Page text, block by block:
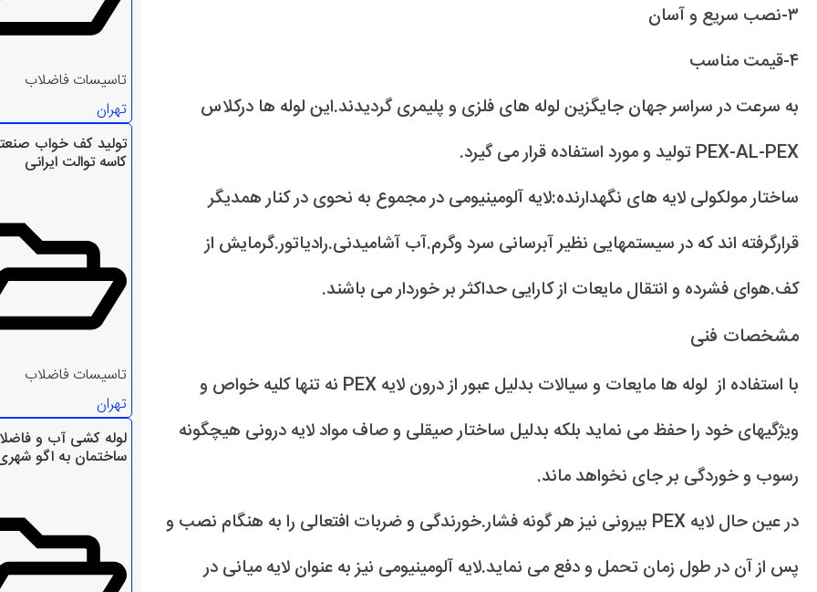
۳-نصب سریع و آسان
۴-قیمت مناسب
به سرعت در سراسر جهان جایگزین لوله های فلزی و پلیمری گردیدند.این لوله ها درکلاس
PEX-AL-PEX تولید و مورد استفاده قرار می گیرد.
ساختار مولکولی لایه های نگهدارنده:لایه آلومینیومی در مجموع به نحوی در کنار همدیگر
قرارگرفته اند که در سیستمهایی نظیر آبرسانی سرد وگرم.آب آشامیدنی.رادیاتور.گرمایش از
کف.هوای فشرده و انتقال مایعات از کارایی حداکثر بر خوردار می باشند.
مشخصات فنی
با استفاده از لوله ها مایعات و سیالات بدلیل عبور از درون لایه PEX نه تنها کلیه خواص و
ویژگیهای خود را حفظ می نماید بلکه بدلیل ساختار صیقلی و صاف مواد لایه درونی هیچگونه
رسوب و خوردگی بر جای نخواهد ماند.
در عین حال لایه PEX بیرونی نیز هر گونه فشار.خورندگی و ضربات افتعالی را به هنگام نصب و
پس از آن در طول زمان تحمل و دفع می نماید.لایه آلومینیومی نیز به عنوان لایه میانی در
تاسیسات فاضلاب
تهران
تولید کف خواب
کاسه توالت ایرانی
تاسیسات فاضلاب
تهران
لوله کشی آب و
ساختمان به اگو